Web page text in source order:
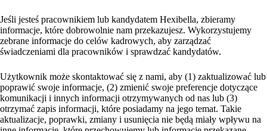
Jeśli jesteś pracownikiem lub kandydatem Hexibella, zbieramy
informacje, które dobrowolnie nam przekazujesz. Wykorzystujemy
zebrane informacje do celów kadrowych, aby zarządzać
świadczeniami dla pracowników i sprawdzać kandydatów.
Użytkownik może skontaktować się z nami, aby (1) zaktualizować lub
poprawić swoje informacje, (2) zmienić swoje preferencje dotyczące
komunikacji i innych informacji otrzymywanych od nas lub (3)
otrzymać zapis informacji, które posiadamy na jego temat. Takie
aktualizacje, poprawki, zmiany i usunięcia nie będą miały wpływu na